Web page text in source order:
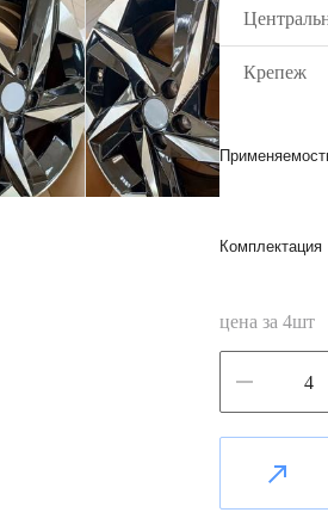
Крепеж
Комплектация
цена за 4шт